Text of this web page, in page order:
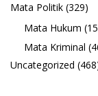
Mata Politik (329)
Mata Hukum
Mata Kriminal
Uncategorized